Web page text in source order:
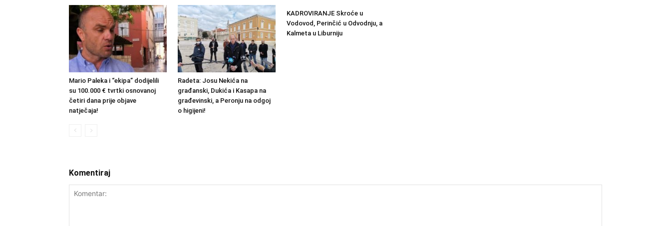
Mario Paleka i “ekipa” dodijelili
su 100.000 € tvrtki osnovanoj
četiri dana prije objave
natječaja!
Radeta: Josu Nekića na
građanski, Dukića i Kasapa na
građevinski, a Peronju na odgoj
o higijeni!
KADROVIRANJE Skroće u
Vodovod, Perinčić u Odvodnju, a
Kalmeta u Liburniju
Komentiraj